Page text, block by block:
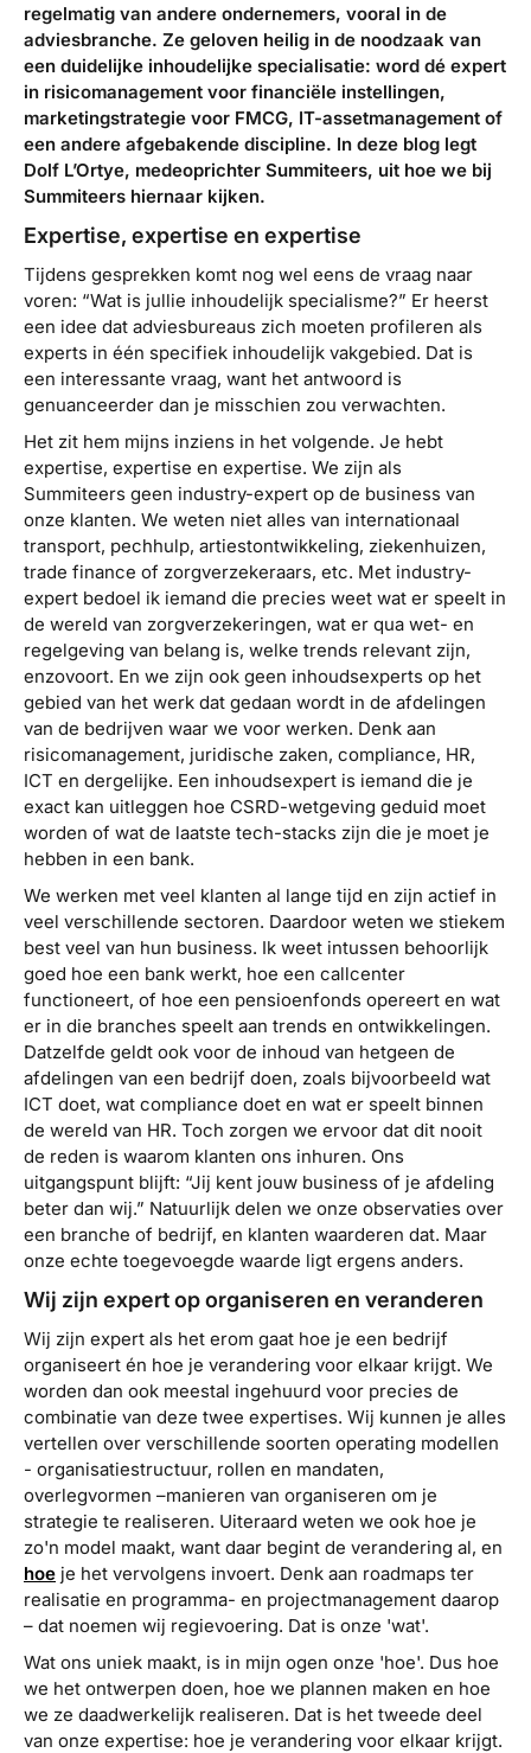
regelmatig van andere ondernemers, vooral in de
adviesbranche. Ze geloven heilig in de noodzaak van
een duidelijke inhoudelijke specialisatie: word dé expert
in risicomanagement voor financiële instellingen,
marketingstrategie voor FMCG, IT-assetmanagement of
een andere afgebakende discipline. In deze blog legt
Dolf L’Ortye, medeoprichter Summiteers, uit hoe we bij
Summiteers hiernaar kijken.
Expertise, expertise en expertise
Tijdens gesprekken komt nog wel eens de vraag naar
voren: “Wat is jullie inhoudelijk specialisme?” Er heerst
een idee dat adviesbureaus zich moeten profileren als
experts in één specifiek inhoudelijk vakgebied. Dat is
een interessante vraag, want het antwoord is
genuanceerder dan je misschien zou verwachten.
Het zit hem mijns inziens in het volgende. Je hebt
expertise, expertise en expertise. We zijn als
Summiteers geen industry-expert op de business van
onze klanten. We weten niet alles van internationaal
transport, pechhulp, artiestontwikkeling, ziekenhuizen,
trade finance of zorgverzekeraars, etc. Met industry-
expert bedoel ik iemand die precies weet wat er speelt in
de wereld van zorgverzekeringen, wat er qua wet- en
regelgeving van belang is, welke trends relevant zijn,
enzovoort. En we zijn ook geen inhoudsexperts op het
gebied van het werk dat gedaan wordt in de afdelingen
van de bedrijven waar we voor werken. Denk aan
risicomanagement, juridische zaken, compliance, HR,
ICT en dergelijke. Een inhoudsexpert is iemand die je
exact kan uitleggen hoe CSRD-wetgeving geduid moet
worden of wat de laatste tech-stacks zijn die je moet je
hebben in een bank.
We werken met veel klanten al lange tijd en zijn actief in
veel verschillende sectoren. Daardoor weten we stiekem
best veel van hun business. Ik weet intussen behoorlijk
goed hoe een bank werkt, hoe een callcenter
functioneert, of hoe een pensioenfonds opereert en wat
er in die branches speelt aan trends en ontwikkelingen.
Datzelfde geldt ook voor de inhoud van hetgeen de
afdelingen van een bedrijf doen, zoals bijvoorbeeld wat
ICT doet, wat compliance doet en wat er speelt binnen
de wereld van HR. Toch zorgen we ervoor dat dit nooit
de reden is waarom klanten ons inhuren. Ons
uitgangspunt blijft: “Jij kent jouw business of je afdeling
beter dan wij.” Natuurlijk delen we onze observaties over
een branche of bedrijf, en klanten waarderen dat. Maar
onze echte toegevoegde waarde ligt ergens anders.
Wij zijn expert op organiseren en veranderen
Wij zijn expert als het erom gaat hoe je een bedrijf
organiseert én hoe je verandering voor elkaar krijgt. We
worden dan ook meestal ingehuurd voor precies de
combinatie van deze twee expertises. Wij kunnen je alles
vertellen over verschillende soorten operating modellen
- organisatiestructuur, rollen en mandaten,
overlegvormen –manieren van organiseren om je
strategie te realiseren. Uiteraard weten we ook hoe je
zo'n model maakt, want daar begint de verandering al, en
hoe je het vervolgens invoert. Denk aan roadmaps ter
realisatie en programma- en projectmanagement daarop
– dat noemen wij regievoering. Dat is onze 'wat'.
Wat ons uniek maakt, is in mijn ogen onze 'hoe'. Dus hoe
we het ontwerpen doen, hoe we plannen maken en hoe
we ze daadwerkelijk realiseren. Dat is het tweede deel
van onze expertise: hoe je verandering voor elkaar krijgt.